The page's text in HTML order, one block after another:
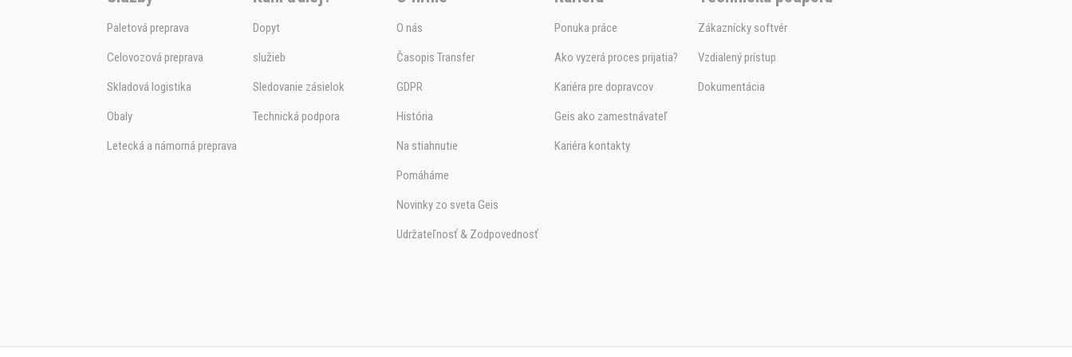
Paletová preprava
Celovozová preprava
Skladová logistika
Obaly
Letecká a námorná preprava
Dopyt
služieb
Sledovanie zásielok
Technická podpora
O nás
Časopis Transfer
GDPR
História
Na stiahnutie
Pomáháme
Novinky zo sveta Geis
Udržateľnosť & Zodpovednosť
Ponuka práce
Ako vyzerá proces prijatia?
Kariéra pre dopravcov
Geis ako zamestnávateľ
Kariéra kontakty
Zákaznícky softvér
Vzdialený prístup
Dokumentácia